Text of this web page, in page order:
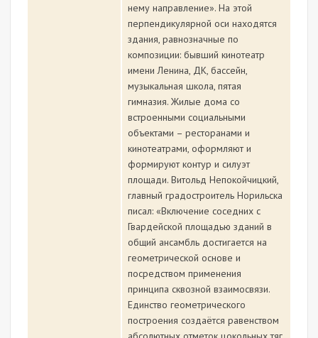
нему направление». На этой
перпендикулярной оси находятся
здания, равнозначные по
композиции: бывший кинотеатр
имени Ленина, ДК, бассейн,
музыкальная школа, пятая
гимназия. Жилые дома со
встроенными социальными
объектами – ресторанами и
кинотеатрами, оформляют и
формируют контур и силуэт
площади. Витольд Непокойчицкий,
главный градостроитель Норильска
писал: «Включение соседних с
Гвардейской площадью зданий в
общий ансамбль достигается на
геометрической основе и
посредством применения
принципа сквозной взаимосвязи.
Единство геометрического
построения создаётся равенством